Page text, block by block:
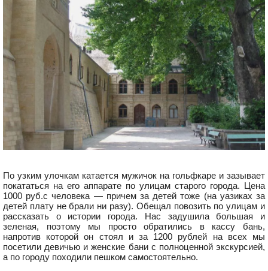
По узким улочкам катается мужичок на гольфкаре и зазывает
покататься на его аппарате по улицам старого города. Цена
1000 руб.с человека — причем за детей тоже (на уазиках за
детей плату не брали ни разу). Обещал повозить по улицам и
рассказать о истории города. Нас задушила большая и
зеленая, поэтому мы просто обратились в кассу бань,
напротив которой он стоял и за 1200 рублей на всех мы
посетили девичью и женские бани с полноценной экскурсией,
а по городу походили пешком самостоятельно.